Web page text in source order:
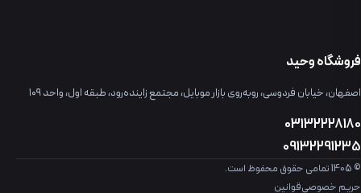
فروشگاه وحید
اصفهان، خیابان فردوسی، روبه‌روی بازار موبایل، مجتمع زاینده‌رود، طبقه اول، واحد ۱۰۹
03132228180
09132291235
© 1405 تمامی حقوق محفوظ است.
حریم خصوصیقوانین